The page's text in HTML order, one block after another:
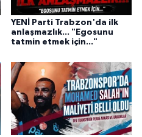
YENİ Parti Trabzon'da ilk
anlaşmazlık... "Egosunu
tatmin etmek için..."